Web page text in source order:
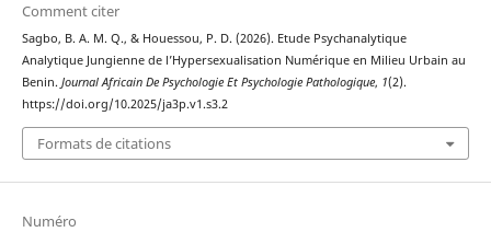
Comment citer
Sagbo, B. A. M. Q., & Houessou, P. D. (2026). Etude Psychanalytique
Analytique Jungienne de l’Hypersexualisation Numérique en Milieu Urbain au
Benin. Journal Africain De Psychologie Et Psychologie Pathologique, 1(2).
https://doi.org/10.2025/ja3p.v1.s3.2
Formats de citations
Numéro